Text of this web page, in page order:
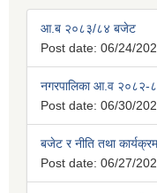
आ.ब २०८३/८४ बजेट
Post date: 06/24/
नगरपालिका आ.व २०८२-
Post date: 06/30/
बजेट र नीति तथा
Post date: 06/27/